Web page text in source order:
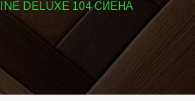
DELUXE 104 СИЕНА